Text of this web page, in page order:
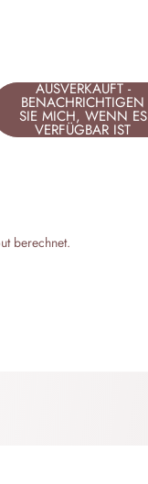
AUSVERKAUFT -
BENACHRICHTIGEN
SIE MICH, WENN ES
VERFÜGBAR IST
berechnet.
teilen